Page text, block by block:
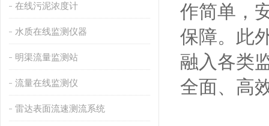
在线污泥浓度计
水质在线监测仪器
明渠流量监测站
流量在线监测仪
雷达表面流速测流系统
作简单，
保障。此
融入各类
全面、高